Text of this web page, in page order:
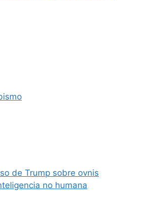
de Trump sobre ovnis
no humana